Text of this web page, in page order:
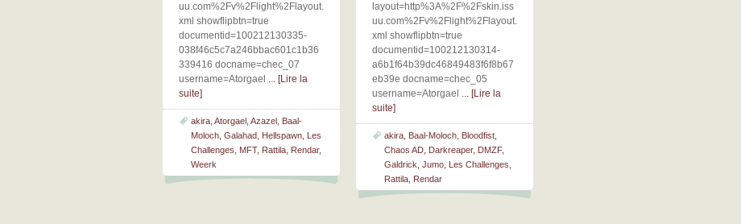
uu.com%2Fv%2Flight%2Flayout.
xml showflipbtn=true
documentid=100212130335-
038f46c5c7a246bbac601c1b36
339416 docname=chec_07
username=Atorgael ... [Lire la
suite]
akira Atorgael Azazel Baal-
Moloch Galahad Hellspawn Les
Challenges
MFT, Rattila Rendar,
Weerk
layout=http%3A%2F%2Fskin.iss
uu.com%2Fv%2Flight%2Flayout.
xml showflipbtn=true
documentid=100212130314-
a6b1f64b39dc46849483f6f8b67
eb39e docname=chec_05
username=Atorgael ... [Lire la
suite]
akira Baal-Moloch Bloodfist
Chaos AD Darkreaper, DMZF,
Galdrick Jumo Les Challenges
Rattila Rendar